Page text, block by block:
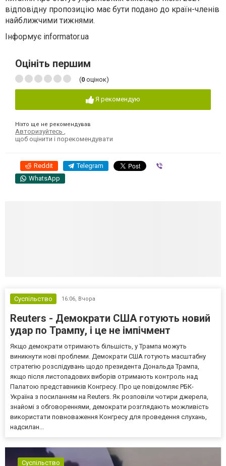
відповідну пропозицію має бути подано до країн-членів
найближчими тижнями.
Інформує informator.ua
Оцініть першим
(0 оцінок)
Я рекомендую
Ніхто ще не рекомендував
Авторизуйтесь
щоб оцінити і порекомендувати
Reddit Telegram
WhatsApp
Суспільство 16:06, Вчора
Reuters - Демократи США готують новий
удар по Трампу, і це не імпічмент
Якщо демократи отримають більшість, у Трампа можуть
виникнути нові проблеми. Демократи США готують масштабну
стратегію розслідувань щодо президента Дональда Трампа,
якщо після листопадових виборів отримають контроль над
Палатою представників Конгресу. Про це повідомляє РБК-
Україна з посиланням на Reuters. Як розповіли чотири джерела,
знайомі з обговореннями, демократи розглядають можливість
використати повноваження Конгресу для проведення слухань,
надсилан...
Суспільство